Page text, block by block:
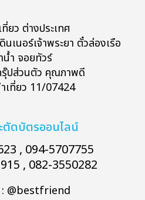
ยว ต่างประเทศ
นเนอร์เจ้าพระยา ตั๋วล่องเรือ
น้ำ จอยทัวร์
รุ๊ปส่วนตัว คุณภาพดี
เที่ยว 11/07424
ตัดบัตรออนไลน์
, 094-5707755
, 082-3550282
: @bestfriend